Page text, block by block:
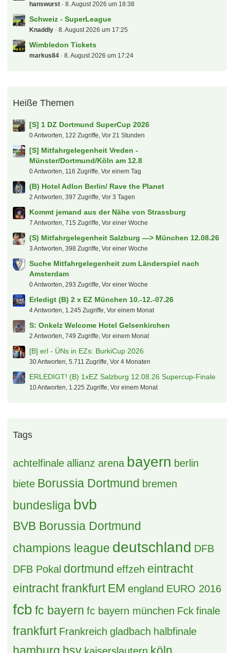
hanswurst 8. August 2026 um 18:38
Schweiz - SuperLeague
Knaddly 8. August 2026 um 17:25
Wimbledon Tickets
markus84 8. August 2026 um 17:24
Heiße Themen
[S] 1 DZ Dortmund SuperCup 2026
0 Antworten, 122 Zugriffe, Vor 21 Stunden
[S] Mitfahrgelegenheit Vreden -
Münster/Dortmund/Köln am 12.8
0 Antworten, 116 Zugriffe, Vor einem Tag
(B) Hotel Adlon Berlin/ Rave the Planet
2 Antworten, 397 Zugriffe, Vor 3 Tagen
Kommt jemand aus der Nähe von Strassburg
7 Antworten, 715 Zugriffe, Vor einer Woche
(S) Mitfahrgelegenheit Salzburg —> München 12.08.26
3 Antworten, 398 Zugriffe, Vor einer Woche
Suche Mitfahrgelegenheit zum Länderspiel nach
Amsterdam
0 Antworten, 293 Zugriffe, Vor einer Woche
Erledigt (B) 2 x EZ München 10.-12.-07.26
4 Antworten, 1.245 Zugriffe, Vor einem Monat
S: Onkelz Welcome Hotel Gelsenkirchen
2 Antworten, 749 Zugriffe, Vor einem Monat
[B] erl - ÜNs in EZs: BurkiCup 2026
30 Antworten, 5.711 Zugriffe, Vor 4 Monaten
ERLEDIGT! (B) 1xEZ Salzburg 12.08.26 Supercup-Finale
10 Antworten, 1.225 Zugriffe, Vor einem Monat
Tags
achtelfinale allianz arena bayern berlin
biete Borussia Dortmund bremen
bundesliga bvb
BVB Borussia Dortmund
champions league deutschland DFB
DFB Pokal dortmund effzeh eintracht
eintracht frankfurt EM england EURO 2016
fcb fc bayern fc bayern münchen Fck finale
frankfurt Frankreich gladbach halbfinale